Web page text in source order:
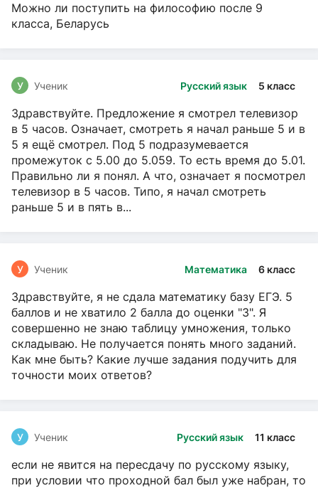
Можно ли поступить на философию после 9
класса, Беларусь
Русский язык 5 класс
У Ученик
Здравствуйте. Предложение я смотрел телевизор
в 5 часов. Означает, смотреть я начал раньше 5 и в
5 я ещё смотрел. Под 5 подразумевается
промежуток с 5.00 до 5.059. То есть время до 5.01.
Правильно ли я понял. А что, означает я посмотрел
телевизор в 5 часов. Типо, я начал смотреть
раньше 5 и в пять в...
Математика 6 класс
У Ученик
Здравствуйте, я не сдала математику базу ЕГЭ. 5
баллов и не хватило 2 балла до оценки "3". Я
совершенно не знаю таблицу умножения, только
складываю. Не получается понять много заданий.
Как мне быть? Какие лучше задания подучить для
точности моих ответов?
Русский язык 11 класс
У Ученик
если не явится на пересдачу по русскому языку,
при условии что проходной бал был уже набран, то